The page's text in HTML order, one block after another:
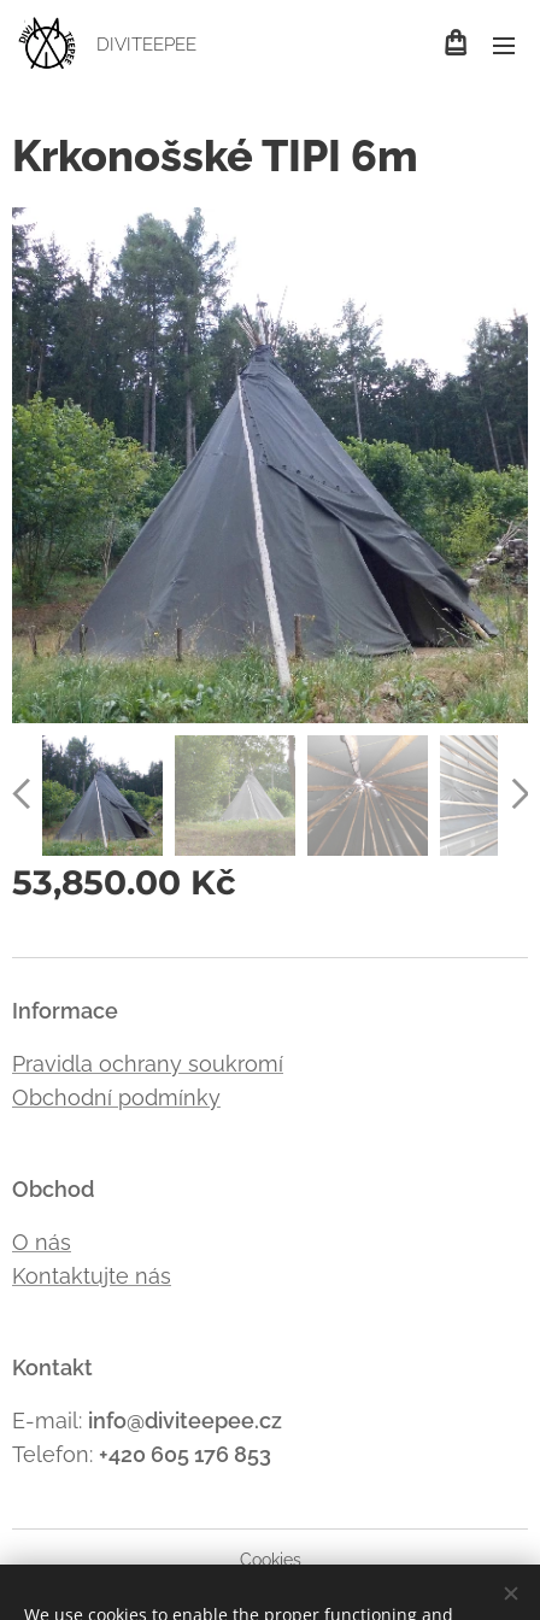
DIVITEEPEE
Krkonošské TIPI 6m
53,850.00 Kč
Informace
Pravidla ochrany soukromí
Obchodní podmínky
Obchod
O nás
Kontaktujte nás
Kontakt
E-mail: info@diviteepee.cz
Telefon: +420 605 176 853
Cookies
Languages
We use cookies to enable the proper functioning and